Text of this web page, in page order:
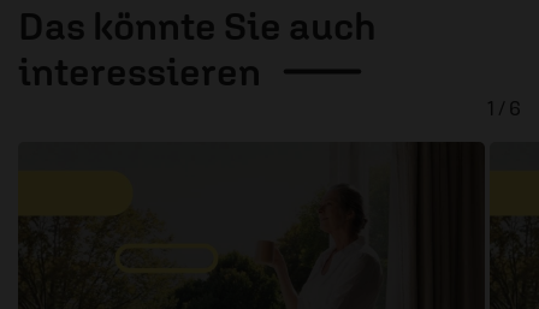
Das könnte Sie auch
interessieren
1 / 6